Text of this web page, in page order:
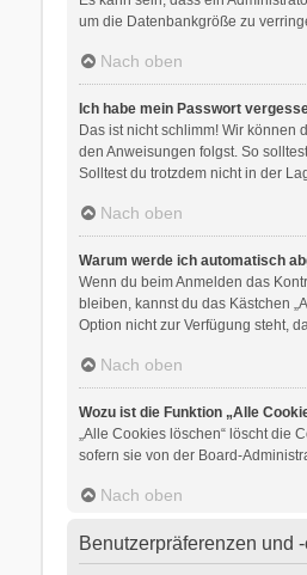
um die Datenbankgröße zu
Nach oben
Ich habe mein Passwort
Das ist nicht schlimm! Wir können
den Anweisungen folgst. So
Solltest du trotzdem nicht in der
Nach oben
Warum werde ich automatisch
Wenn du beim Anmelden das
bleiben, kannst du das Kästchen
Option nicht zur Verfügung steht,
Nach oben
Wozu ist die Funktion „Alle
„Alle Cookies löschen“ löscht die
sofern sie von der Board-
Nach oben
Benutzerpräferenzen und